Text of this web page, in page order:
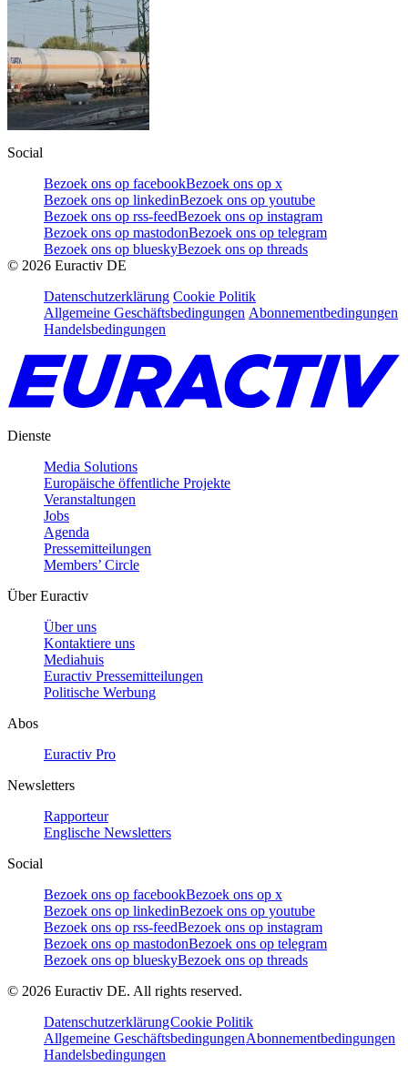
Social
Bezoek ons op facebookBezoek ons op x
Bezoek ons op linkedinBezoek ons op youtube
Bezoek ons op rss-feedBezoek ons op instagram
Bezoek ons op mastodonBezoek ons op telegram
Bezoek ons op blueskyBezoek ons op threads
© 2026 Euractiv DE
Datenschutzerklärung Cookie Politik
Allgemeine Geschäftsbedingungen Abonnementbedingungen
Handelsbedingungen
Dienste
Media Solutions
Europäische öffentliche Projekte
Veranstaltungen
Jobs
Agenda
Pressemitteilungen
Members’ Circle
Über Euractiv
Über uns
Kontaktiere uns
Mediahuis
Euractiv Pressemitteilungen
Politische Werbung
Abos
Euractiv Pro
Newsletters
Rapporteur
Englische Newsletters
Social
Bezoek ons op facebookBezoek ons op x
Bezoek ons op linkedinBezoek ons op youtube
Bezoek ons op rss-feedBezoek ons op instagram
Bezoek ons op mastodonBezoek ons op telegram
Bezoek ons op blueskyBezoek ons op threads
© 2026 Euractiv DE. All rights reserved.
DatenschutzerklärungCookie Politik
Allgemeine GeschäftsbedingungenAbonnementbedingungen
Handelsbedingungen